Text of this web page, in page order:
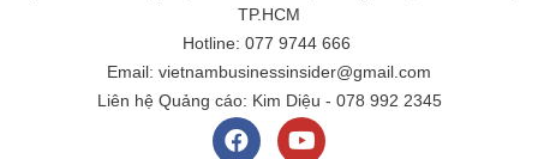
TP.HCM
Hotline: 077 9744 666
Email: vietnambusinessinsider@gmail.com
Liên hệ Quảng cáo: Kim Diệu - 078 992 2345